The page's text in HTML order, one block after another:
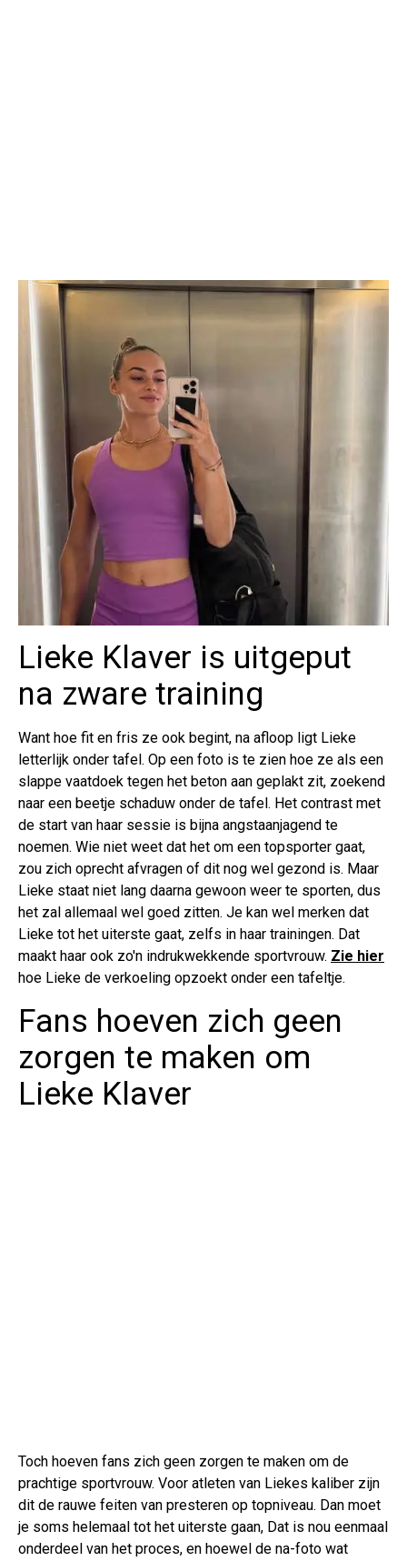
Lieke Klaver is uitgeput
na zware training
Want hoe fit en fris ze ook begint, na afloop ligt Lieke
letterlijk onder tafel. Op een foto is te zien hoe ze als een
slappe vaatdoek tegen het beton aan geplakt zit, zoekend
naar een beetje schaduw onder de tafel. Het contrast met
de start van haar sessie is bijna angstaanjagend te
noemen. Wie niet weet dat het om een topsporter gaat,
zou zich oprecht afvragen of dit nog wel gezond is. Maar
Lieke staat niet lang daarna gewoon weer te sporten, dus
het zal allemaal wel goed zitten. Je kan wel merken dat
Lieke tot het uiterste gaat, zelfs in haar trainingen. Dat
maakt haar ook zo'n indrukwekkende sportvrouw. Zie hier
hoe Lieke de verkoeling opzoekt onder een tafeltje.
Fans hoeven zich geen
zorgen te maken om
Lieke Klaver
Toch hoeven fans zich geen zorgen te maken om de
prachtige sportvrouw. Voor atleten van Liekes kaliber zijn
dit de rauwe feiten van presteren op topniveau. Dan moet
je soms helemaal tot het uiterste gaan, Dat is nou eenmaal
onderdeel van het proces, en hoewel de na-foto wat